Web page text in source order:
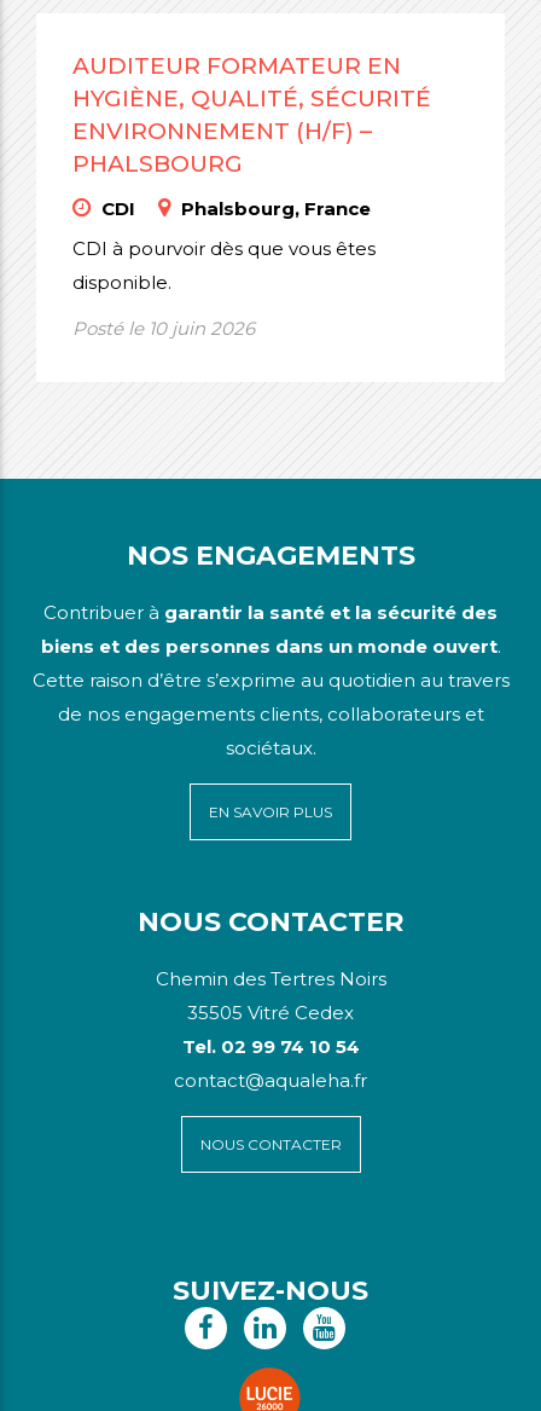
AUDITEUR FORMATEUR EN
HYGIÈNE, QUALITÉ, SÉCURITÉ
ENVIRONNEMENT (H/F) –
PHALSBOURG
CDI
Phalsbourg, France
CDI à pourvoir dès que vous êtes
disponible.
Posté le 10 juin 2026
NOS ENGAGEMENTS
Contribuer à garantir la santé et la sécurité des
biens et des personnes dans un monde ouvert.
Cette raison d’être s’exprime au quotidien au travers
de nos engagements clients, collaborateurs et
sociétaux.
EN SAVOIR PLUS
NOUS CONTACTER
Chemin des Tertres Noirs
35505 Vitré Cedex
Tel. 02 99 74 10 54
contact@aqualeha.fr
NOUS CONTACTER
SUIVEZ-NOUS